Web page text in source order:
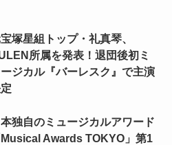
塚星組トップ・礼真琴、
所属を発表！退団後初ミ
ジカル『バーレスク』で主演
本独自のミュージカルアワード
Musical Awards TOKYO」第1